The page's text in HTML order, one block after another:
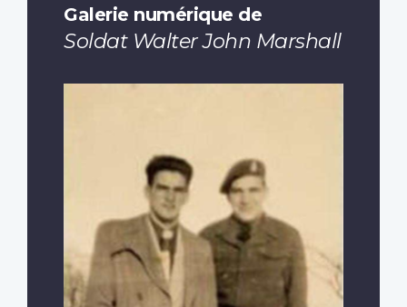
Galerie numérique de
Soldat Walter John Marshall